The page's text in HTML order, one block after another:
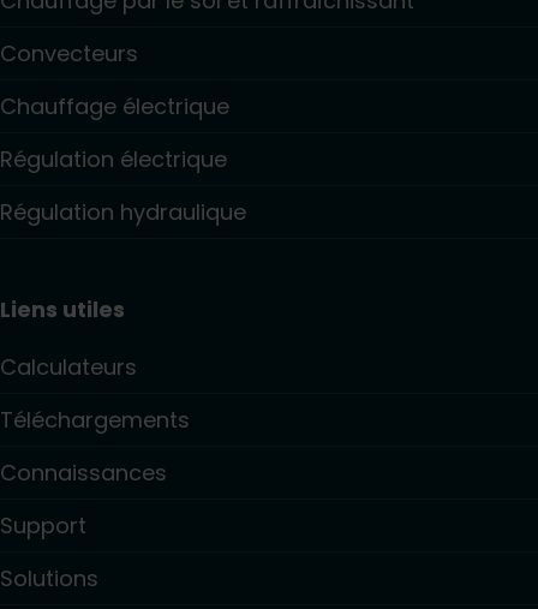
Convecteurs
Chauffage électrique
Régulation électrique
Régulation hydraulique
Liens utiles
Calculateurs
Téléchargements
Connaissances
Support
Solutions